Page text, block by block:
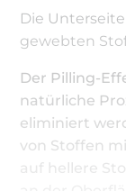
Die
gewebten
Der Pilling-
natürliche
eliminiert
von Stoffen
auf hellere